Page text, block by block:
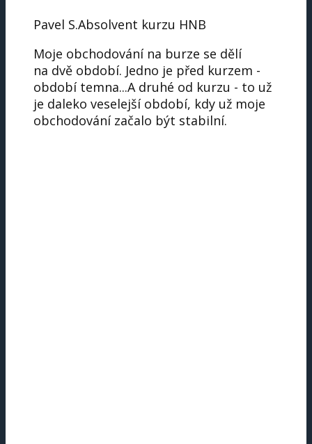
Pavel S.Absolvent kurzu HNB
Moje obchodování na burze se dělí
na dvě období. Jedno je před kurzem -
období temna...A druhé od kurzu - to už
je daleko veselejší období, kdy už moje
obchodování začalo být stabilní.